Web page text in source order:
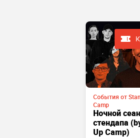
События от
Camp
Ночной
стендапа
Up Camp)